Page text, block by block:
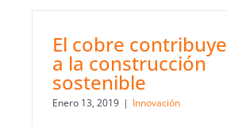
El cobre contribuye
a la construcción
sostenible
Enero 13, 2019 | Innovación